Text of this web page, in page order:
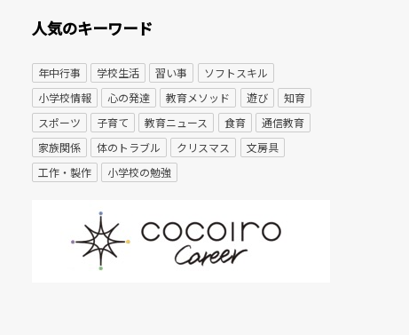
人気のキーワード
年中行事 学校生活 習い事
ソフトスキル
小学校情報
心の発達 教育メソッド 遊び
知育
スポーツ
子育て 教育ニュース 食育
通信教育
家族関係
体のトラブル クリスマス
文房具
工作・製作
小学校の勉強